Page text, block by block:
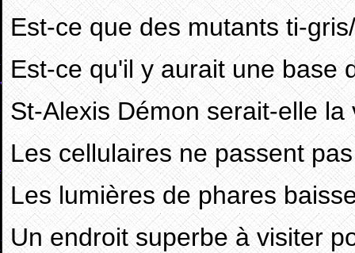
Est-ce que des mutants ti-
Est-ce qu'il y aurait une base
St-Alexis Démon serait-elle
Les cellulaires ne passent
Les lumières de phares
Un endroit superbe à visiter